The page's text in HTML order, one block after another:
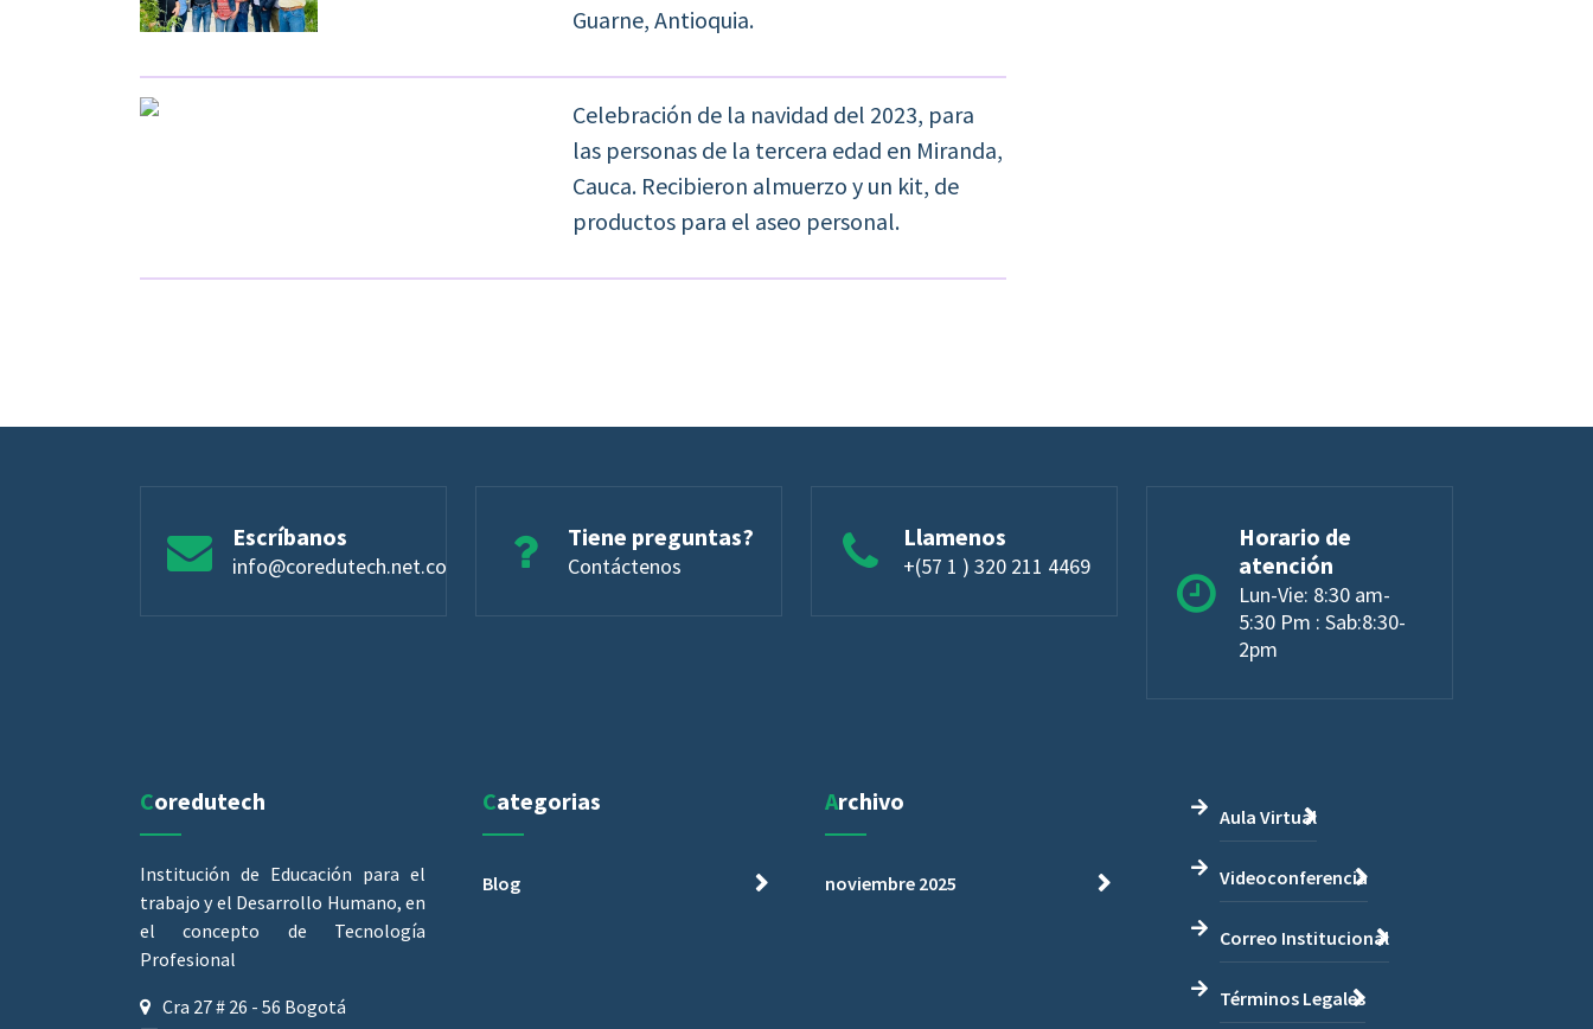
Guarne, Antioquia.
Celebración de la navidad del 2023, para
las personas de la tercera edad en Miranda,
Cauca. Recibieron almuerzo y un kit, de
productos para el aseo personal.
Escríbanos
info@coredutech.net.co
Tiene preguntas?
Contáctenos
Llamenos
+(57 1 ) 320 211 4469
Horario de
atención
Lun-Vie: 8:30 am-
5:30 Pm : Sab:8:30-
2pm
Coredutech
Institución de Educación para el
trabajo y el Desarrollo Humano, en
el concepto de Tecnología
Profesional
Cra 27 # 26 - 56 Bogotá
Categorias
Blog
Archivo
noviembre 2025
Aula Virtual
Videoconferencia
Correo Institucional
Términos Legales